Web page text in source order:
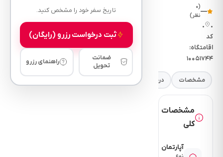
—
(۰
نظر)
•
•
کد
اقامتگاه:
۱۰۰۵۱۷۴۴
مشخصات درباره مقررات
مشخصات
کلی
آپارتمان
تاریخ سفر خود را مشخص کنید.
ثبت درخواست رزرو (رایگان)
ضمانت
تحویل
راهنمای رزرو